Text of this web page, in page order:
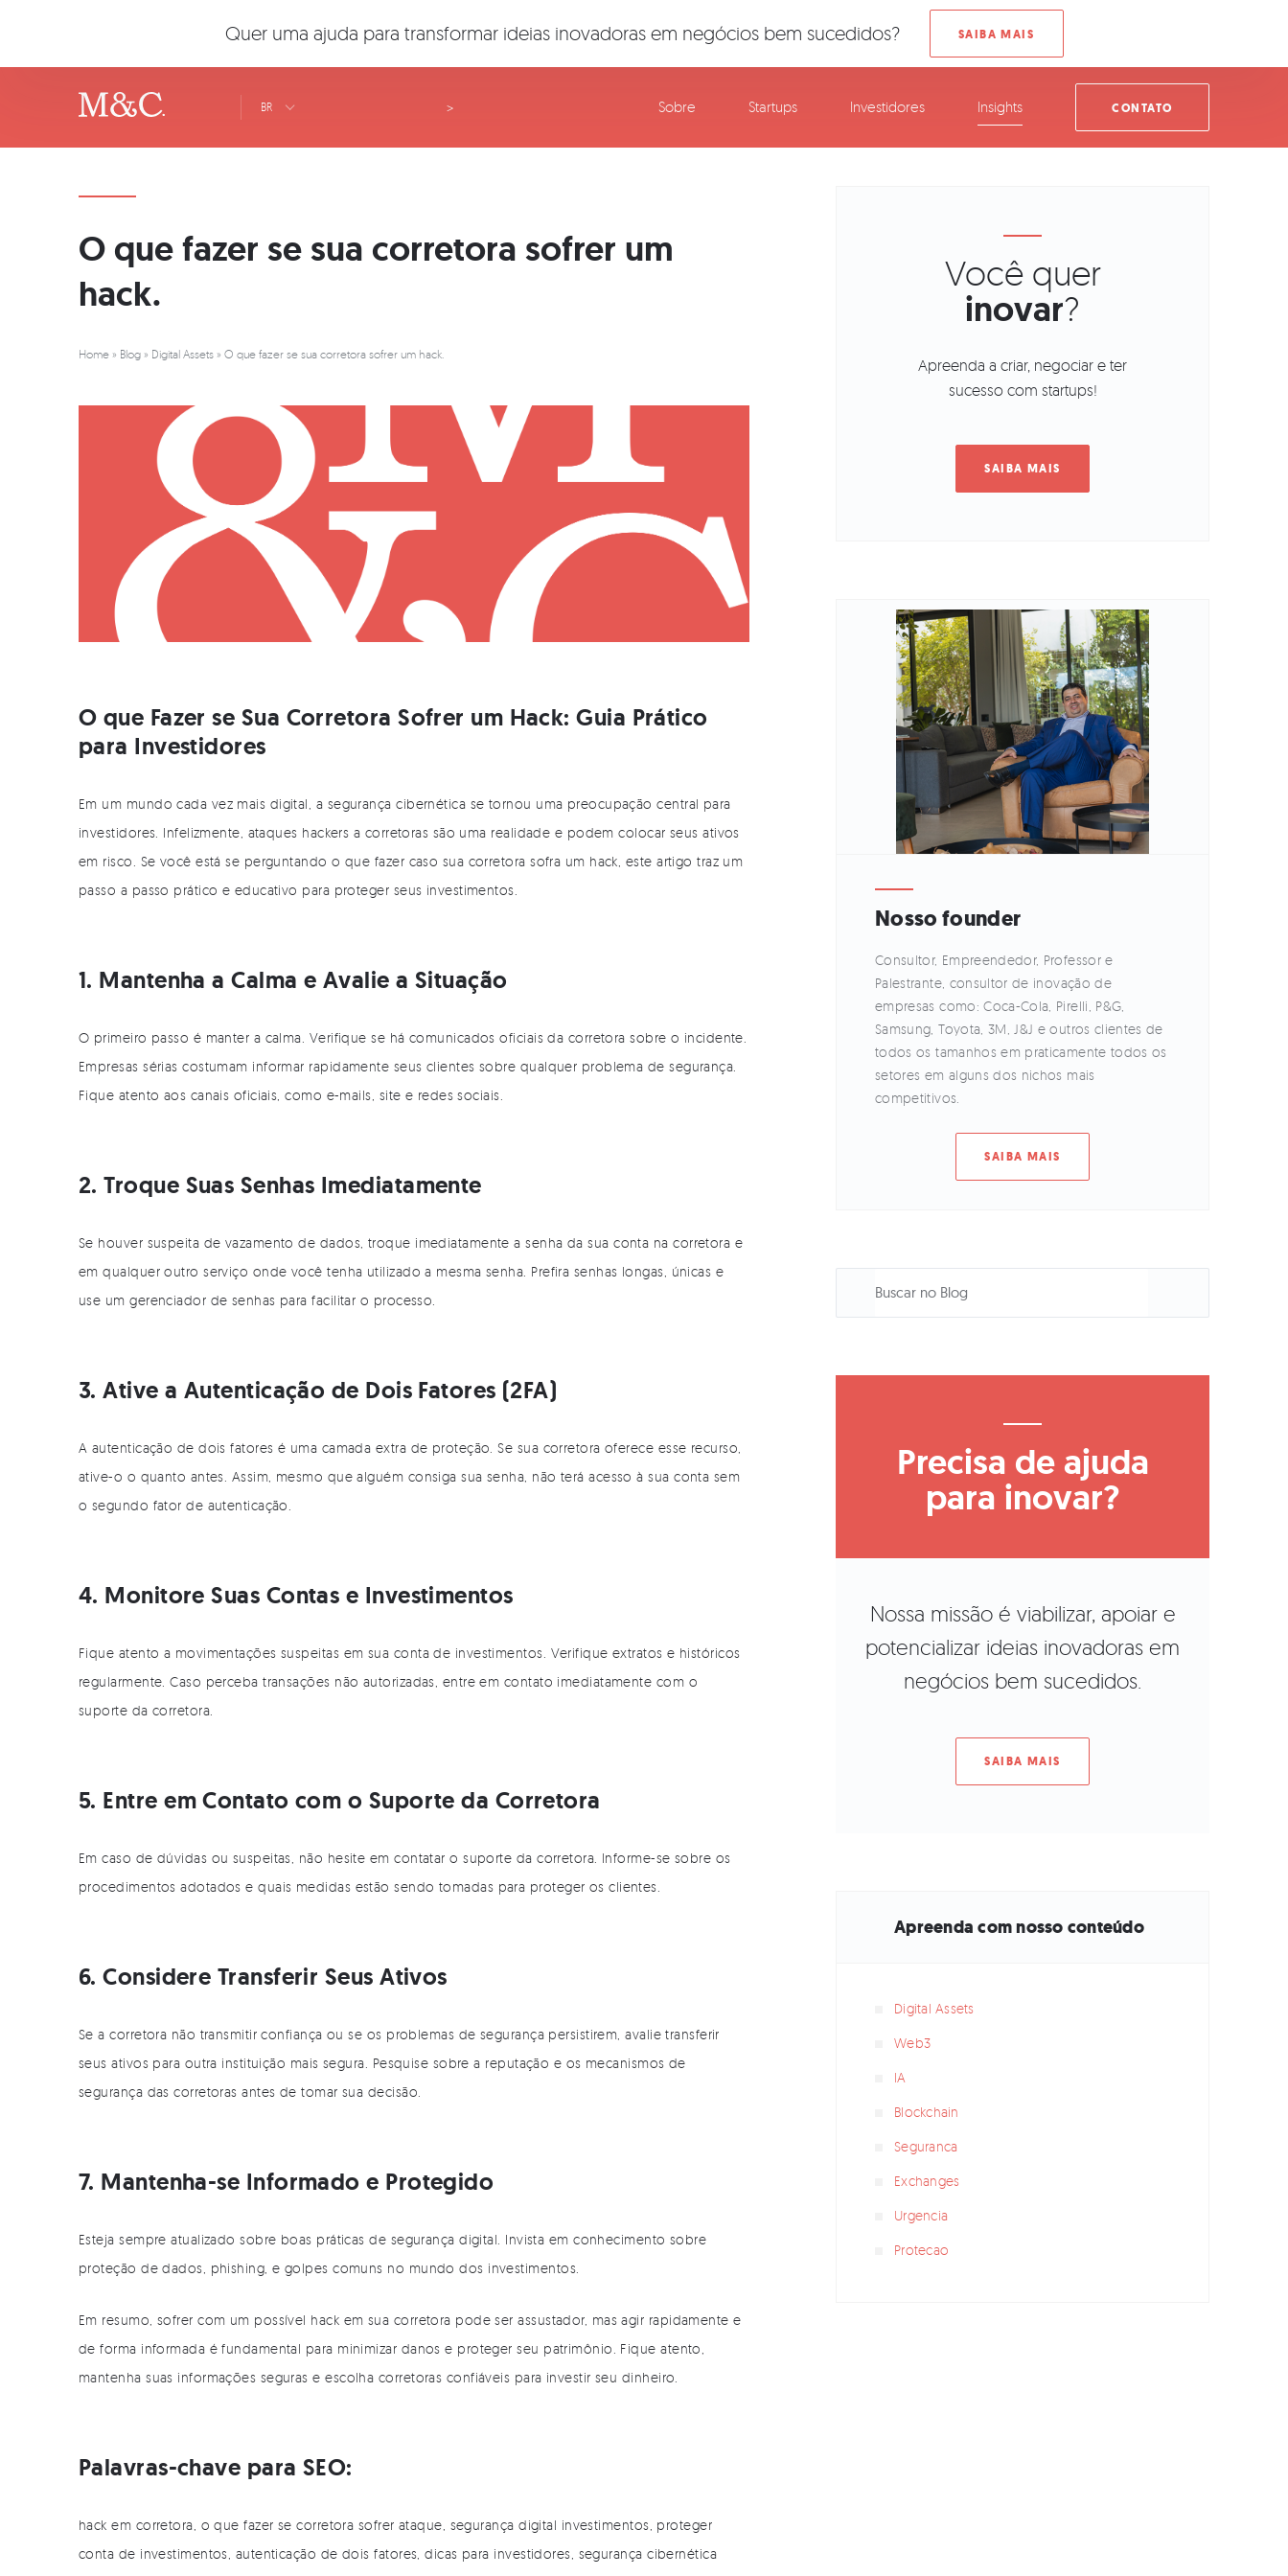
BR > Sobre Startups Investidores Insights CONTATO
O que fazer se sua corretora sofrer um
hack.
Home » Blog » Digital Assets » O que fazer se sua corretora sofrer um hack.
O que Fazer se Sua Corretora Sofrer um Hack: Guia Prático
para Investidores
Em um mundo cada vez mais digital, a segurança cibernética se tornou uma preocupação central para
investidores. Infelizmente, ataques hackers a corretoras são uma realidade e podem colocar seus ativos
em risco. Se você está se perguntando o que fazer caso sua corretora sofra um hack, este artigo traz um
passo a passo prático e educativo para proteger seus investimentos.
1. Mantenha a Calma e Avalie a Situação
O primeiro passo é manter a calma. Verifique se há comunicados oficiais da corretora sobre o incidente.
Empresas sérias costumam informar rapidamente seus clientes sobre qualquer problema de segurança.
Fique atento aos canais oficiais, como e-mails, site e redes sociais.
2. Troque Suas Senhas Imediatamente
Se houver suspeita de vazamento de dados, troque imediatamente a senha da sua conta na corretora e
em qualquer outro serviço onde você tenha utilizado a mesma senha. Prefira senhas longas, únicas e
use um gerenciador de senhas para facilitar o processo.
3. Ative a Autenticação de Dois Fatores (2FA)
A autenticação de dois fatores é uma camada extra de proteção. Se sua corretora oferece esse recurso,
ative-o o quanto antes. Assim, mesmo que alguém consiga sua senha, não terá acesso à sua conta sem
o segundo fator de autenticação.
4. Monitore Suas Contas e Investimentos
Fique atento a movimentações suspeitas em sua conta de investimentos. Verifique extratos e históricos
regularmente. Caso perceba transações não autorizadas, entre em contato imediatamente com o
suporte da corretora.
5. Entre em Contato com o Suporte da Corretora
Em caso de dúvidas ou suspeitas, não hesite em contatar o suporte da corretora. Informe-se sobre os
procedimentos adotados e quais medidas estão sendo tomadas para proteger os clientes.
6. Considere Transferir Seus Ativos
Se a corretora não transmitir confiança ou se os problemas de segurança persistirem, avalie transferir
seus ativos para outra instituição mais segura. Pesquise sobre a reputação e os mecanismos de
segurança das corretoras antes de tomar sua decisão.
7. Mantenha-se Informado e Protegido
Esteja sempre atualizado sobre boas práticas de segurança digital. Invista em conhecimento sobre
proteção de dados, phishing, e golpes comuns no mundo dos investimentos.
Em resumo, sofrer com um possível hack em sua corretora pode ser assustador, mas agir rapidamente e
de forma informada é fundamental para minimizar danos e proteger seu patrimônio. Fique atento,
mantenha suas informações seguras e escolha corretoras confiáveis para investir seu dinheiro.
Palavras-chave para SEO:
hack em corretora, o que fazer se corretora sofrer ataque, segurança digital investimentos, proteger
conta de investimentos, autenticação de dois fatores, dicas para investidores, segurança cibernética
Você quer
inovar?
Apreenda a criar, negociar e ter
sucesso com startups!
Nosso founder
Consultor, Empreendedor, Professor e
Palestrante, consultor de inovação de
empresas como: Coca-Cola, Pirelli, P&G,
Samsung, Toyota, 3M, J&J e outros clientes de
todos os tamanhos em praticamente todos os
setores em alguns dos nichos mais
competitivos.
SAIBA MAIS
Precisa de ajuda
para inovar?
Nossa missão é viabilizar, apoiar e
potencializar ideias inovadoras em
negócios bem sucedidos.
SAIBA MAIS
Apreenda com nosso conteúdo
Digital Assets
Web3
IA
Blockchain
Seguranca
Exchanges
Urgencia
Protecao
Quer uma ajuda para transformar ideias inovadoras em negócios bem sucedidos?